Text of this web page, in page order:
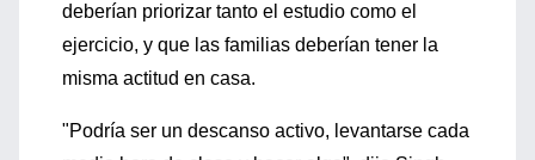
deberían priorizar tanto el estudio como el
ejercicio, y que las familias deberían tener la
misma actitud en casa.
"Podría ser un descanso activo, levantarse cada